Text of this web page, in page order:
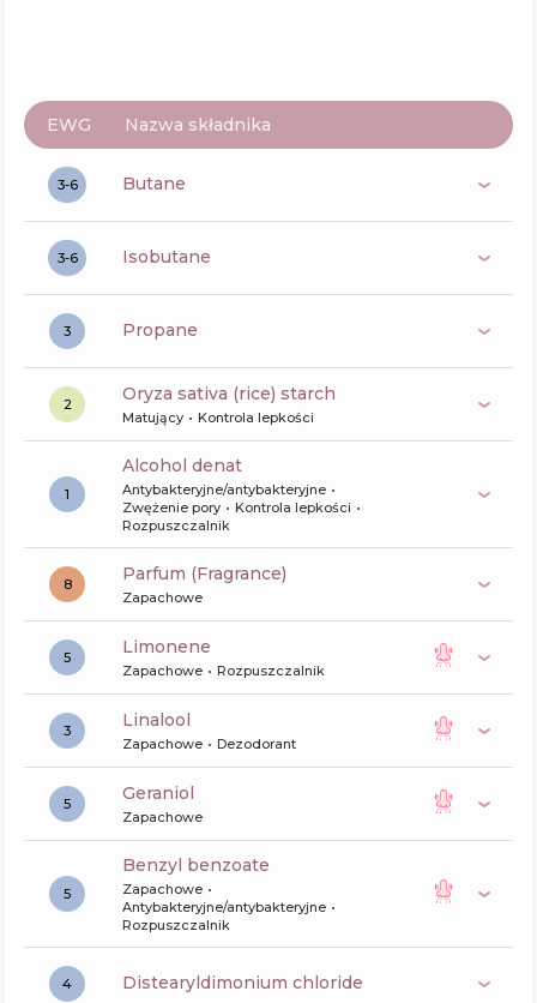
EWG Nazwa składnika
3-6 butane
3-6 isobutane
3 propane
2 oryza sativa (rice) starch
Matujący Kontrola lepkości
1
alcohol denat
Antybakteryjne/antybakteryjne
Zwężenie pory
Kontrola lepkości
Rozpuszczalnik
8 Parfum (Fragrance)
Zapachowe
5 limonene
Zapachowe Rozpuszczalnik
3 linalool
Zapachowe Dezodorant
5 geraniol
Zapachowe
5
benzyl benzoate
Zapachowe
Antybakteryjne/antybakteryjne
Rozpuszczalnik
4 distearyldimonium chloride